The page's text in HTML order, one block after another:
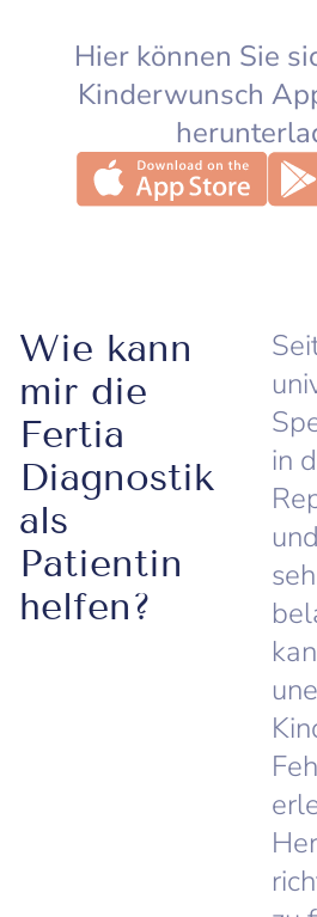
Hier können Sie
Kinderwunsch
Wie kann
mir die
Fertia
Diagnostik
als
Patientin
helfen?
in